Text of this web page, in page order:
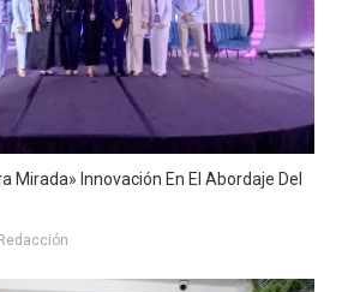
Mirada» Innovación En El Abordaje Del
Redacción